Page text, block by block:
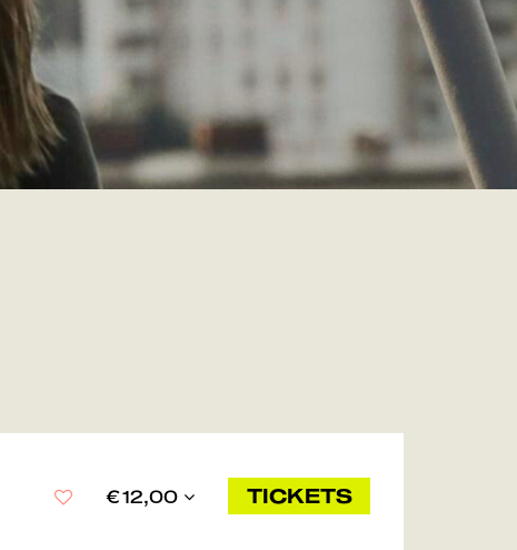
€ 12,00 TICKETS